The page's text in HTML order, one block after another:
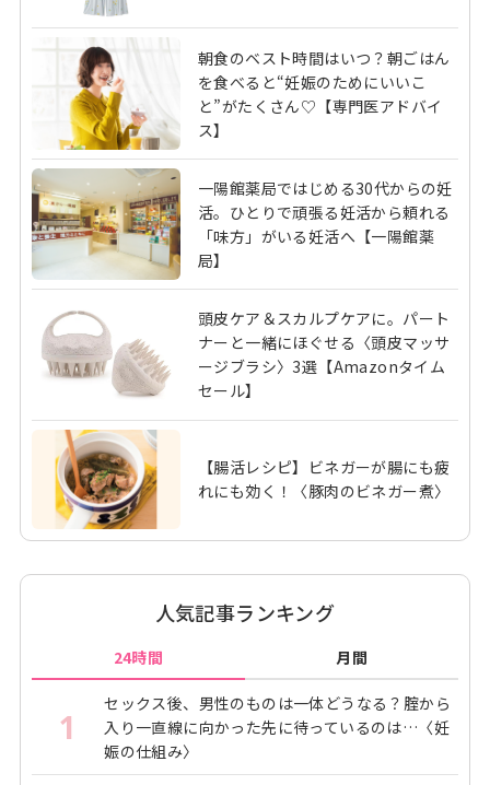
朝食のベスト時間はいつ？朝ごはん
を食べると“妊娠のためにいいこ
と”がたくさん♡【専門医アドバイ
ス】
一陽館薬局ではじめる30代からの妊
活。ひとりで頑張る妊活から頼れる
「味方」がいる妊活へ【一陽館薬
局】
頭皮ケア＆スカルプケアに。パート
ナーと一緒にほぐせる〈頭皮マッサ
ージブラシ〉3選【Amazonタイム
セール】
【腸活レシピ】ビネガーが腸にも疲
れにも効く！〈豚肉のビネガー煮〉
人気記事ランキング
24時間 月間
1
セックス後、男性のものは一体どうなる？腟から
入り一直線に向かった先に待っているのは…〈妊
娠の仕組み〉